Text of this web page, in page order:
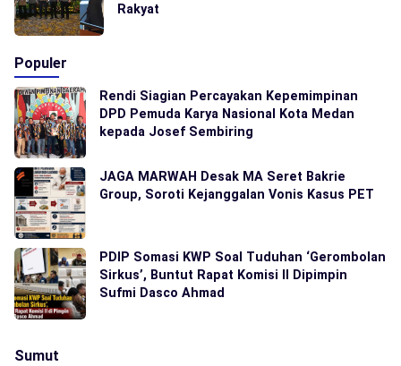
Rakyat
Populer
Rendi Siagian Percayakan Kepemimpinan
DPD Pemuda Karya Nasional Kota Medan
kepada Josef Sembiring
JAGA MARWAH Desak MA Seret Bakrie
Group, Soroti Kejanggalan Vonis Kasus PET
PDIP Somasi KWP Soal Tuduhan ‘Gerombolan
Sirkus’, Buntut Rapat Komisi II Dipimpin
Sufmi Dasco Ahmad
Sumut